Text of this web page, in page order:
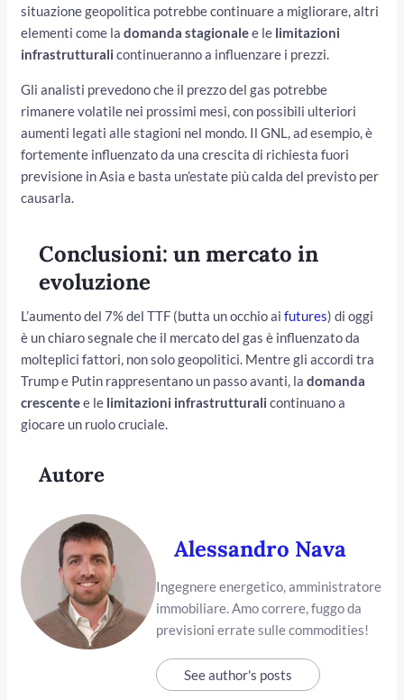
situazione geopolitica potrebbe continuare a migliorare, altri
elementi come ladomanda stagionalee le limitazioni
infrastrutturali continueranno a influenzare i prezzi.
Gli analisti prevedono che il prezzo del gas potrebbe
rimanere volatile nei prossimi mesi, con possibili ulteriori
aumenti legati alle stagioni nel mondo. Il GNL, ad esempio, è
fortemente influenzato da una crescita di richiesta fuori
previsione in Asia e basta un’estate più calda del previsto per
causarla.
Conclusioni: un mercato in
evoluzione
L’aumento del 7% del TTF (butta un occhio aifutures) di oggi
è un chiaro segnale che il mercato del gas è influenzato da
molteplici fattori, non solo geopolitici. Mentre gli accordi tra
Trump e Putin rappresentano un passo avanti, ladomanda
crescentee le limitazioni infrastrutturali continuano a
giocare un ruolo cruciale.
Autore
Alessandro Nava
Ingegnere energetico, amministratore
immobiliare. Amo correre, fuggo da
previsioni errate sulle commodities!
See author's posts